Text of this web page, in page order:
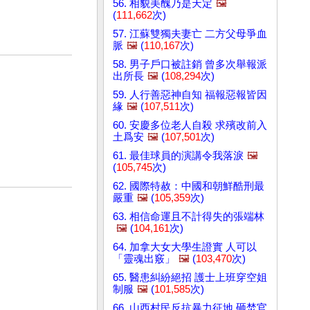
56. 相貌美醜乃是天定 🖼️
(111,662次)
57. 江蘇雙獨夫妻亡 二方父母爭血
脈 🖼️ (110,167次)
58. 男子戶口被註銷 曾多次舉報派
出所長 🖼️ (108,294次)
59. 人行善惡神自知 福報惡報皆因
緣 🖼️ (107,511次)
60. 安慶多位老人自殺 求殯改前入
土爲安 🖼️ (107,501次)
61. 最佳球員的演講令我落淚 🖼️
(105,745次)
62. 國際特赦：中國和朝鮮酷刑最
嚴重 🖼️ (105,359次)
63. 相信命運且不計得失的張端林
🖼️ (104,161次)
64. 加拿大女大學生證實 人可以
「靈魂出竅」
🖼️ (103,470次)
65. 醫患糾紛絕招 護士上班穿空姐
制服 🖼️ (101,585次)
66. 山西村民反抗暴力征地 砸焚官